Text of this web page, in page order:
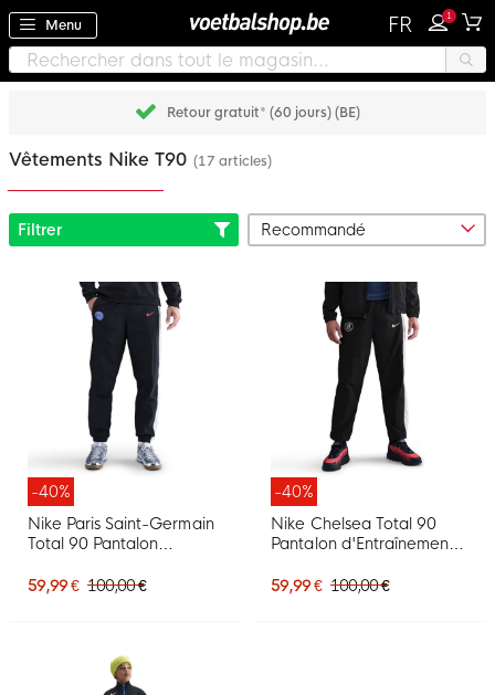
Menu FR 1
Retour gratuit* (60 jours) (BE)
Vêtements Nike T90 (17 articles)
Filtrer
-40%
Nike Paris Saint-Germain
Total 90 Pantalon
2025-2026 Noir Blanc
59,99 € 100,00 €
-40%
Nike Chelsea Total 90
Pantalon d'Entraînement
Blanc
59,99 € 100,00 €